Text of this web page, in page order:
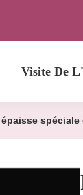
Visite De